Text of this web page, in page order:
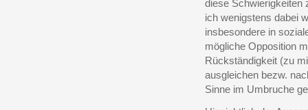
diese Schwierigkeiten
ich wenigstens dabei
insbesondere in
mögliche Opposition
Rückständigkeit (zu
ausgleichen bezw.
Sinne im Umbruche